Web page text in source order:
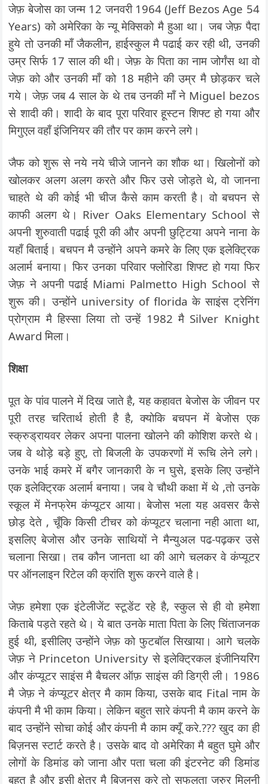
जेफ़ बेजोस का जन्म 12 जनवरी 1964 (Jeff Bezos Age 54
Years) को अमेरिका के न्यू मेक्सिको मै हुआ था। जब जेफ़ पैदा
हुये तो उनकी माँ जैकलीन, हाईस्कुल मै पढाई कर रही थी, उनकी
उम्र सिर्फ 17 साल की थी। जेफ़ के पिता का नाम जोर्गंस था वो
जेफ़ को और उनकी माँ को 18 महीने की उम्र मै छोड़कर चले
गये। जेफ़ जब 4 साल के थे तब उनकी माँ ने Miguel bezos
से शादी की। शादी के बाद पूरा परिवार हूस्टन शिफ्ट हो गया और
मिगुएल वहाँ इंजिनियर की तौर पर काम करने लगे।
जैफ को शुरू से नये नये चीजे जानने का शौक था। खिलोनों को
खोलकर अलग अलग करते और फिर उसे जोड़ते थे, वो जानना
चाहते थे की कोई भी चीज कैसे काम करती है। वो बचपन से
काफी अलग थे। River Oaks Elementary School से
अपनी शुरुवाती पढाई पूरी की और अपनी छुट्टिया अपने नाना के
यहाँ बिताई। बचपन मै उन्होंने अपने कमरे के लिए एक इलेक्ट्रिक
अलार्म बनाया। फिर उनका परिवार फ्लोरिडा शिफ्ट हो गया फिर
जेफ़ ने अपनी पढाई Miami Palmetto High School से
शुरू की। उन्होंने university of florida के साइंस ट्रेनिंग
प्रोग्राम मै हिस्सा लिया तो उन्हें 1982 मै Silver Knight
Award मिला।
शिक्षा
पूत के पांव पालने में दिख जाते है, यह कहावत बेजोस के जीवन पर
पूरी तरह चरितार्थ होती है है, क्योकि बचपन में बेजोस एक
स्क्रुड्रायवर लेकर अपना पालना खोलने की कोशिश करते थे।
जब वे थोड़े बड़े हुए, तो बिजली के उपकरणों में रूचि लेने लगे।
उनके भाई कमरे में बगैर जानकारी के न घुसे, इसके लिए उन्होंने
एक इलेक्ट्रिक अलार्म बनाया। जब वे चौथी कक्षा में थे ,तो उनके
स्कूल में मेनफ्रेम कंप्यूटर आया। बेजोस भला यह अवसर कैसे
छोड़ देते , चूँकि किसी टीचर को कंप्यूटर चलाना नही आता था,
इसलिए बेजोस और उनके साथियों ने मैन्युअल पढ-पढ़कर उसे
चलाना सिखा। तब कौन जानता था की आगे चलकर वे कंप्यूटर
पर ऑनलाइन रिटेल की क्रांति शुरू करने वाले है।
जेफ़ हमेशा एक इंटेलीजेंट स्टूडेंट रहे है, स्कुल से ही वो हमेशा
किताबे पड़ते रहते थे। ये बात उनके माता पिता के लिए चिंताजनक
हुई थी, इसीलिए उन्होंने जेफ़ को फुटबॉल सिखाया। आगे चलके
जेफ़ ने Princeton University से इलेक्ट्रिकल इंजीनियरिंग
और कंप्यूटर साइंस मै बैचलर ऑफ़ साइंस की डिग्री ली। 1986
मै जेफ़ ने कंप्यूटर क्षेत्र मै काम किया, उसके बाद Fital नाम के
कंपनी मै भी काम किया। लेकिन बहुत सारे कंपनी मै काम करने के
बाद उन्होंने सोचा कोई और कंपनी मै काम क्यूँ करे.??? खुद का ही
बिज़नस स्टार्ट करते है। उसके बाद वो अमेरिका मै बहुत घुमे और
लोगों के डिमांड को जाना और पता चला की इंटरनेट की डिमांड
बहुत है और इसी क्षेत्र मै बिज़नस करे तो सफलता जरुर मिलनी